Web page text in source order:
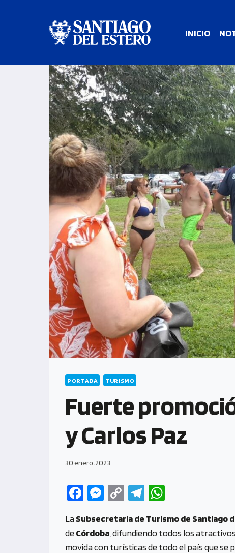
INICIO
PORTADA TURISMO
Fuerte
y Carlos Paz
30 enero, 2023
Fa
b
o
M
se
n
C
py
Li
Te
gr
a
at
s
LaSubsecretaria de Turismo de Santiago
deCórdoba , difundiendo todos los
movida con turísticas de todo el país que